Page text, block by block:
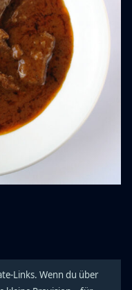
Links. Wenn du über